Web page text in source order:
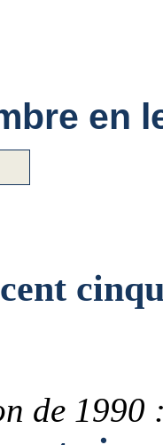
en
de 1990